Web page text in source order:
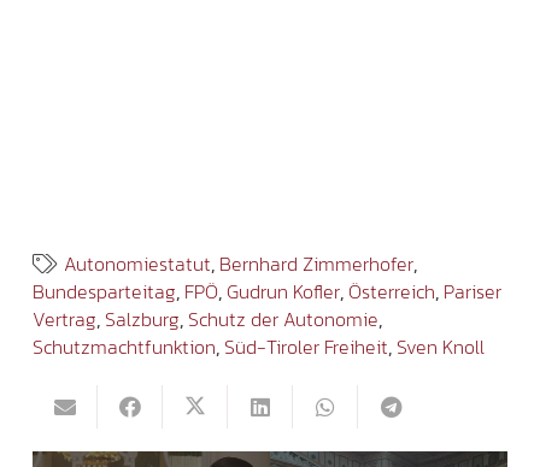
Autonomiestatut, Bernhard Zimmerhofer,
Bundesparteitag, FPÖ,Gudrun Kofler,Österreich, Pariser
Vertrag, Salzburg, Schutz der Autonomie,
Schutzmachtfunktion, Süd-Tiroler Freiheit, Sven Knoll